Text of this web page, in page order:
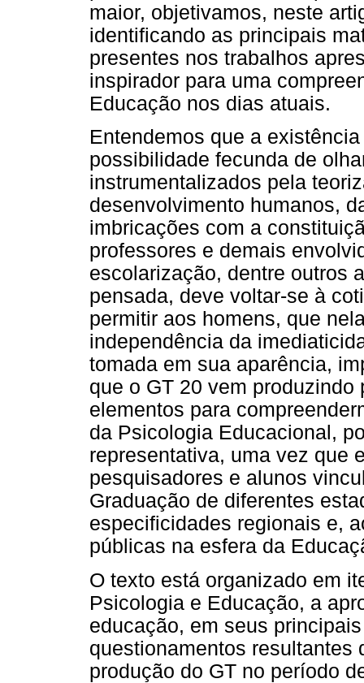
maior, objetivamos, neste
identificando as principais
presentes nos trabalhos
inspirador para uma
Educação nos dias atuais.
Entendemos que a
possibilidade fecunda de
instrumentalizados pela
desenvolvimento humanos,
imbricações com a
professores e demais
escolarização, dentre outros
pensada, deve voltar-se à
permitir aos homens, que
independência da
tomada em sua aparência,
que o GT 20 vem
elementos para
da Psicologia Educacional,
representativa, uma vez que
pesquisadores e alunos
Graduação de diferentes
especificidades regionais e,
públicas na esfera da
O texto está organizado em
Psicologia e Educação, a
educação, em seus
questionamentos resultantes
produção do GT no período